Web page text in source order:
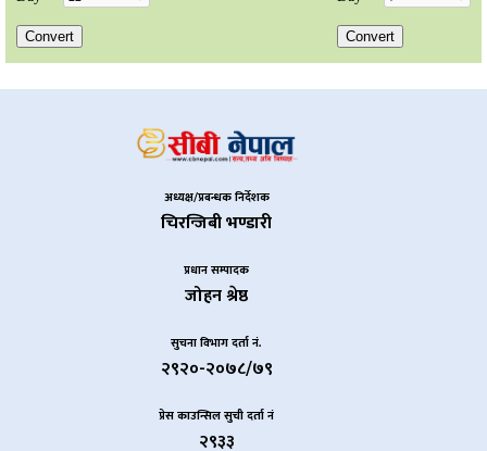
अध्यक्ष/प्रबन्धक निर्देशक
चिरन्जिबी भण्डारी
प्रधान सम्पादक
जोहन श्रेष्ठ
सुचना विभाग दर्ता नं.
२९२०-२०७८/७९
प्रेस काउन्सिल सुची दर्ता नं
२९३३